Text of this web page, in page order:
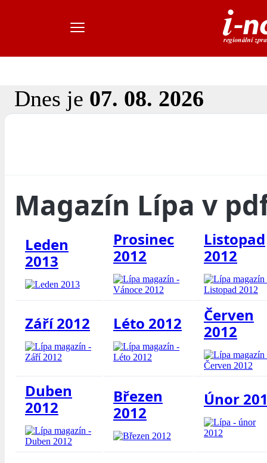
Dnes je 07. 08. 2026
Magazín Lípa v
Leden
2013
Prosinec
2012
Listopad
2012
Září 2012 Léto 2012
Červen
2012
Duben
2012
Březen
2012
Únor